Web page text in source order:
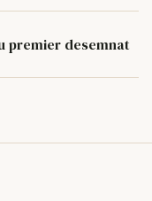
premier desemnat